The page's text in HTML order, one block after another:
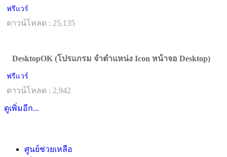
ฟรีแวร์
ดาวน์โหลด : 25,135
DesktopOK (โปรแกรม จำตำแหน่ง Icon หน้าจอ Desktop)
ฟรีแวร์
ดาวน์โหลด : 2,942
ดูเพิ่มอีก...
ศูนย์ช่วยเหลือ